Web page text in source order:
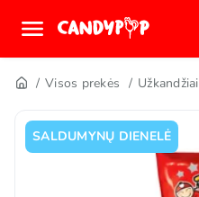
Visos prekės Užkandžiai
SALDUMYNŲ DIENELĖ